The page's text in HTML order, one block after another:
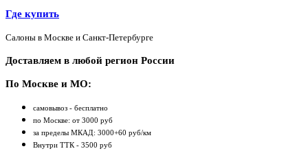
Где купить
Салоны в Москве и Санкт-Петербурге
Доставляем в любой регион России
По Москве и МО:
самовывоз - бесплатно
по Москве: от 3000 руб
за пределы МКАД: 3000+60 руб/км
Внутри ТТК - 3500 руб